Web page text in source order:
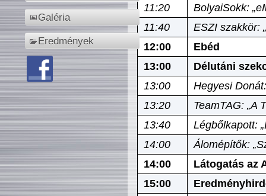
Galéria
Eredmények
11:20
BolyaiSokk:
11:40
ESZI szakkör:
12:00
Ebéd
13:00
Délutáni
13:00
Hegyesi
13:20
TeamTAG: „A
13:40
Légbőlkapott:
14:00
Álomépítők:
14:00
Látogatás az
15:00